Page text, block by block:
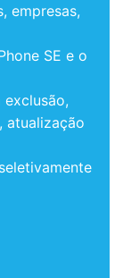
empresas,
SE e o
atualização